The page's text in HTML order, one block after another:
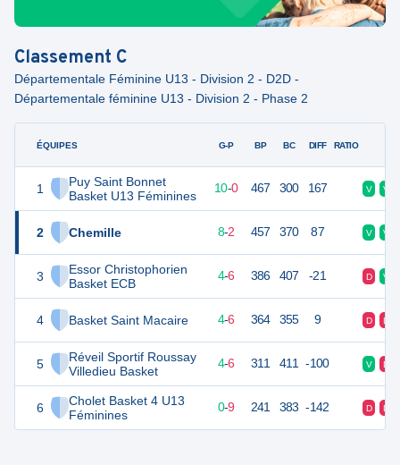
Classement C
Départementale Féminine U13 - Division 2 - D2D -
Départementale féminine U13 - Division 2 - Phase 2
ÉQUIPES
1
Puy Saint Bonnet
Basket U13 Féminines
2 Chemille
3
Essor Christophorien
Basket ECB
4 Basket Saint Macaire
5
Réveil Sportif Roussay
Villedieu Basket
6
Cholet Basket 4 U13
Féminines
G-P BP BC DIFF RATIO
20 10-0 467 300 167 V V
8-2 457 370 87 V V
14 10 4-6 386 407 -21 D V
14 10 4-6 364 355 9 D D
14 10 4-6 311 411 -100 V D
9 0-9 241 383 -142 D D